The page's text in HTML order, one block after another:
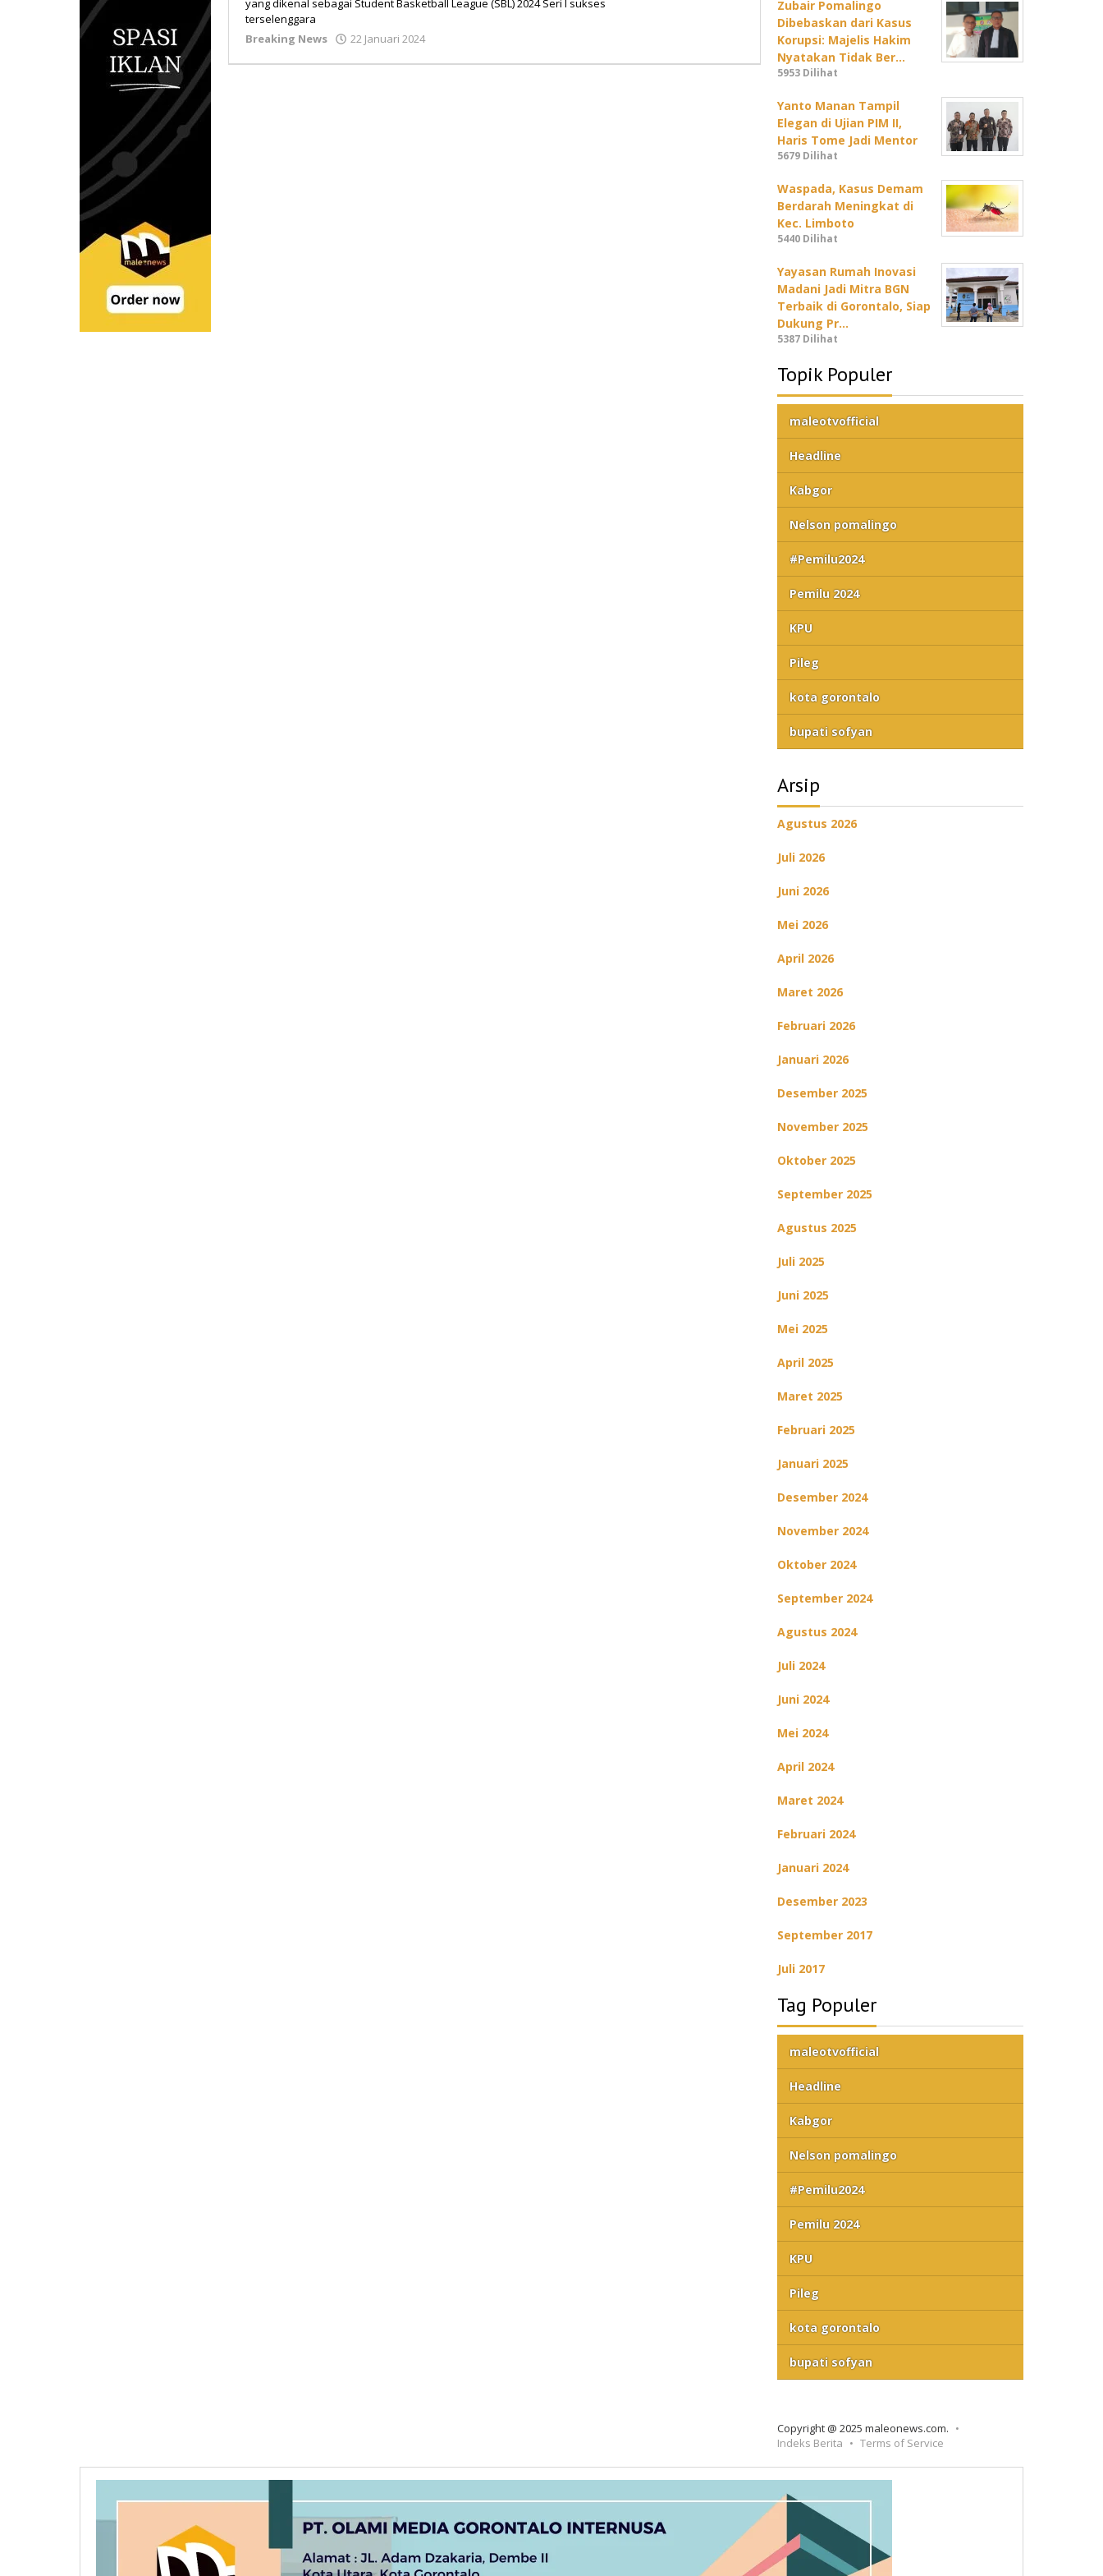
yang dikenal sebagai Student Basketball League (SBL) 2024 Seri I sukses
terselenggara
Breaking News
22 Januari 2024
Ahmad
Zubair Pomalingo
Dibebaskan dari Kasus
Korupsi: Majelis Hakim
Nyatakan Tidak Ber…
5953 Dilihat
Yanto Manan Tampil
Elegan di Ujian PIM II,
Haris Tome Jadi Mentor
5679 Dilihat
Waspada, Kasus Demam
Berdarah Meningkat di
Kec. Limboto
5440 Dilihat
Yayasan Rumah Inovasi
Madani Jadi Mitra BGN
Terbaik di Gorontalo, Siap
Dukung Pr…
5387 Dilihat
Topik Populer
maleotvofficial
Headline
Kabgor
Nelson pomalingo
#Pemilu2024
Pemilu 2024
KPU
Pileg
kota gorontalo
bupati sofyan
Arsip
Agustus 2026
Juli 2026
Juni 2026
Mei 2026
April 2026
Maret 2026
Februari 2026
Januari 2026
Desember 2025
November 2025
Oktober 2025
September 2025
Agustus 2025
Juli 2025
Juni 2025
Mei 2025
April 2025
Maret 2025
Februari 2025
Januari 2025
Desember 2024
November 2024
Oktober 2024
September 2024
Agustus 2024
Juli 2024
Juni 2024
Mei 2024
April 2024
Maret 2024
Februari 2024
Januari 2024
Desember 2023
September 2017
Juli 2017
Tag Populer
maleotvofficial
Headline
Kabgor
Nelson pomalingo
#Pemilu2024
Pemilu 2024
KPU
Pileg
kota gorontalo
bupati sofyan
Copyright @ 2025 maleonews.com.
Indeks Berita
Terms of Service